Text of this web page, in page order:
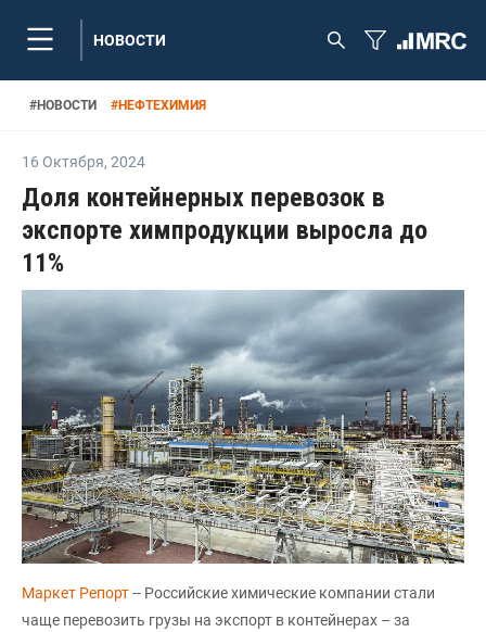
НОВОСТИ
#НОВОСТИ #НЕФТЕХИМИЯ
16 Октября, 2024
Доля контейнерных перевозок в
экспорте химпродукции выросла до
11%
Маркет Репорт-- Российские химические компании стали
чаще перевозить грузы на экспорт в контейнерах – за